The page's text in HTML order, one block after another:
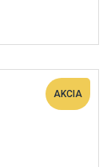
AKCIA